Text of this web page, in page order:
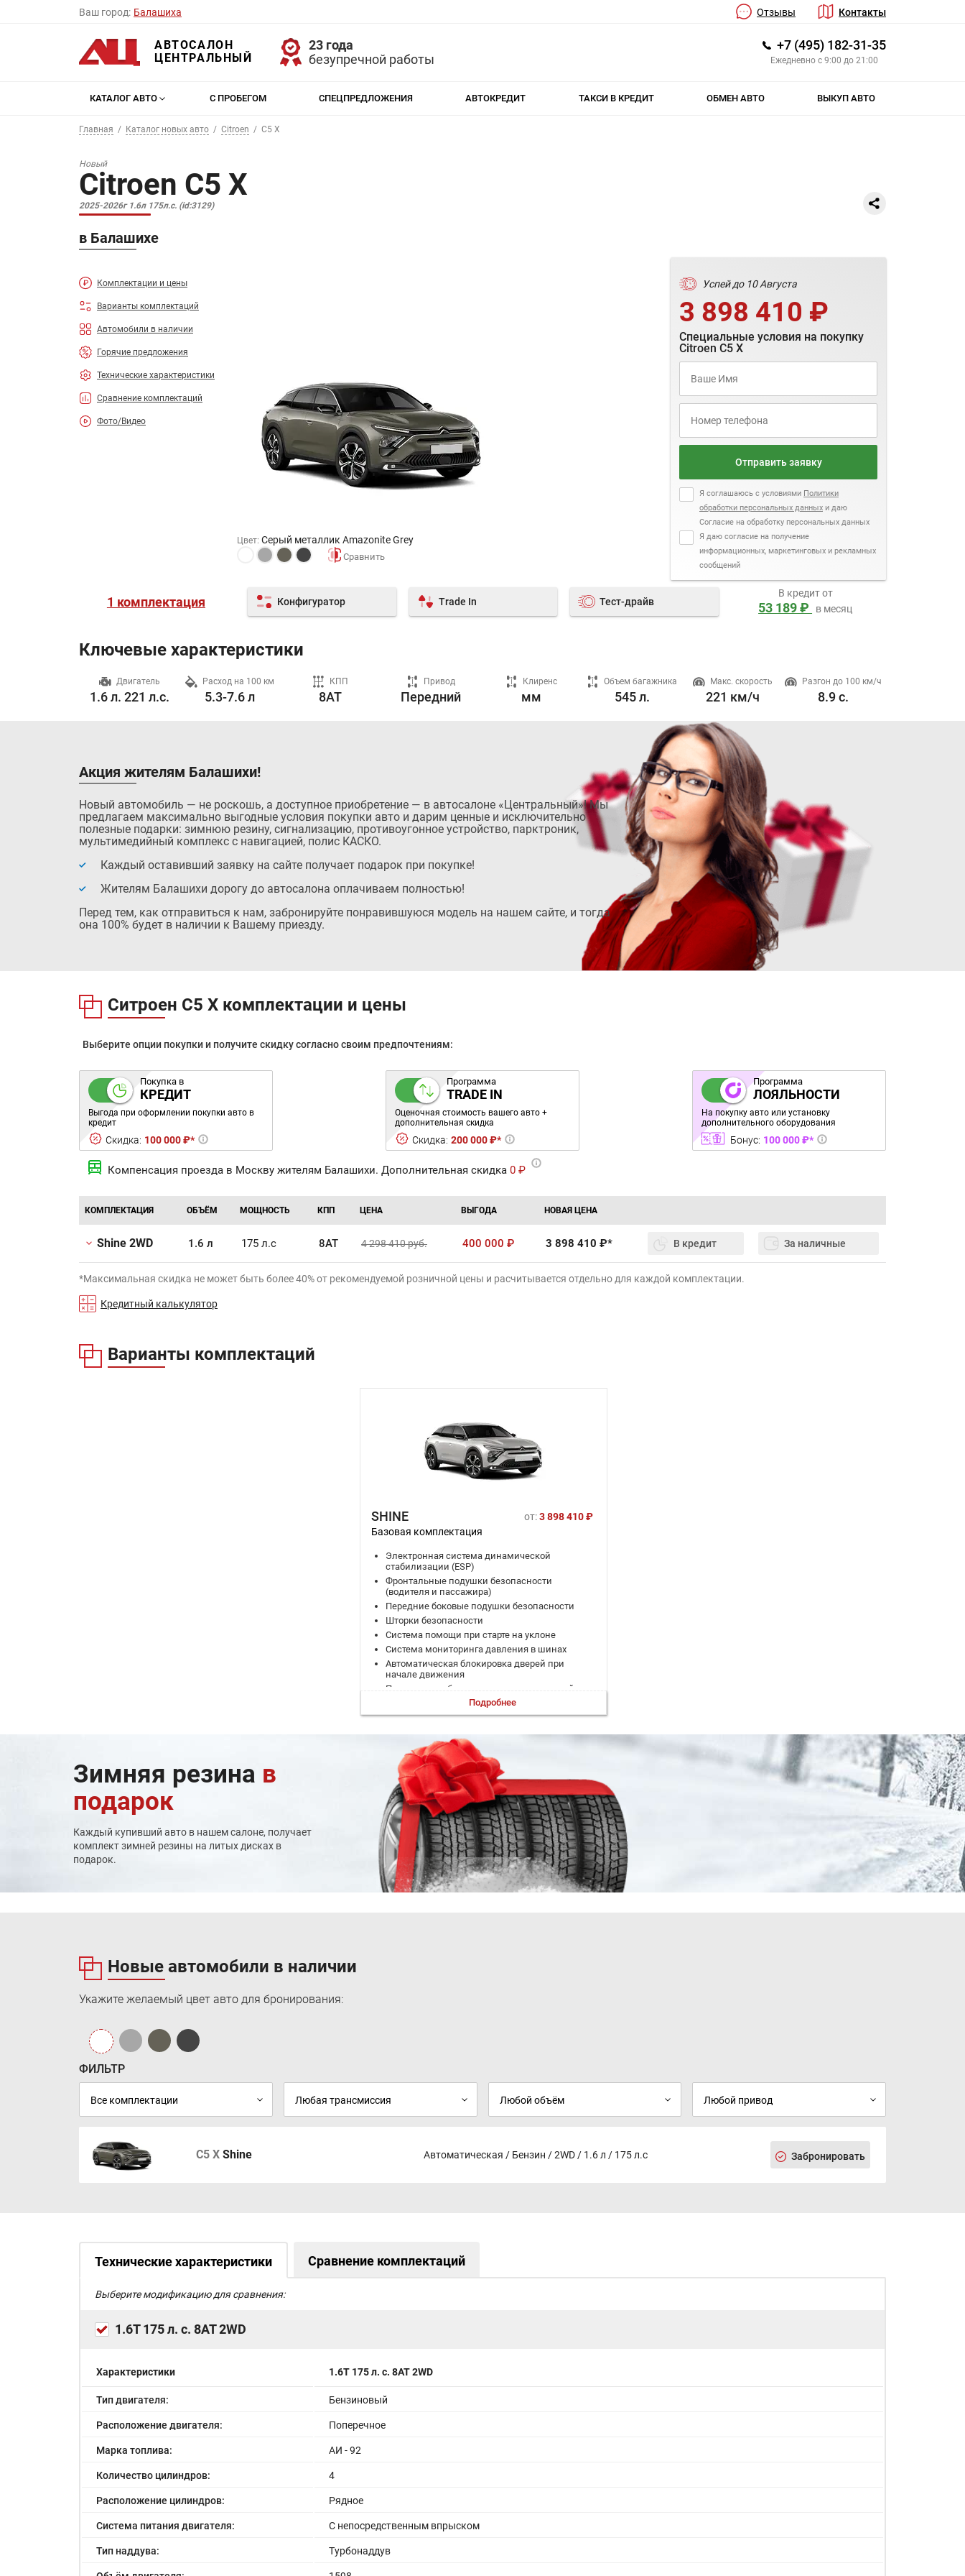
Ваш город: Балашиха Отзывы Контакты
АВТОСАЛОН
ЦЕНТРАЛЬНЫЙ
23 года
безупречной работы
+7 (495) 182-31-35
Ежедневно с 9:00 до 21:00
КАТАЛОГ АВТО С ПРОБЕГОМ СПЕЦПРЕДЛОЖЕНИЯ АВТОКРЕДИТ ТАКСИ В КРЕДИТ ОБМЕН АВТО ВЫКУП АВТО
Главная Каталог новых авто Citroen C5 X
Новый
Citroen C5 X
2025-2026г 1.6л 175л.с. (id:3129)
в Балашихе
Комплектации и цены
Варианты комплектаций
Автомобили в наличии
Горячие предложения
Технические характеристики
Сравнение комплектаций
Фото/Видео
Цвет: Серый металлик Amazonite Grey
Успей до 10 Августа
3 898 410 ₽
Специальные условия на покупку
Citroen C5 X
Отправить заявку
Я соглашаюсь с условиями Политики
обработки персональных данных и даю
Согласие на обработку персональных данных
Я даю согласие на получение
информационных, маркетинговых и рекламных
сообщений
1 комплектация Конфигуратор Trade In Тест-драйв
В кредит от
53 189 ₽ в месяц
Ключевые характеристики
Двигатель
1.6 л. 221 л.с.
Расход на 100 км
5.3-7.6 л
КПП
8AT
Привод
Передний
Клиренс
мм
Объем багажника
545 л.
Макс. скорость
221 км/ч
Разгон до 100 км/ч
8.9 с.
Акция жителям Балашихи!
Новый автомобиль — не роскошь, а доступное приобретение — в автосалоне «Центральный»! Мы
предлагаем максимально выгодные условия покупки авто и дарим ценные и исключительно
полезные подарки: зимнюю резину, сигнализацию, противоугонное устройство, парктроник,
мультимедийный комплекс с навигацией, полис КАСКО.
Каждый оставивший заявку на сайте получает подарок при покупке!
Жителям Балашихи дорогу до автосалона оплачиваем полностью!
Перед тем, как отправиться к нам, забронируйте понравившуюся модель на нашем сайте, и тогда
она 100% будет в наличии к Вашему приезду.
Ситроен С5 Х комплектации и цены
Выберите опции покупки и получите скидку согласно своим предпочтениям:
Покупка в
КРЕДИТ
Выгода при оформлении покупки авто в
кредит
Скидка: 100 000 ₽*
Программа
TRADE IN
Оценочная стоимость вашего авто +
дополнительная скидка
Скидка: 200 000 ₽*
Программа
ЛОЯЛЬНОСТИ
На покупку авто или установку
дополнительного оборудования
Бонус: 100 000 ₽*
Компенсация проезда в Москву жителям Балашихи. Дополнительная скидка 0 ₽
КОМПЛЕКТАЦИЯ ОБЪЁМ МОЩНОСТЬ КПП ЦЕНА ВЫГОДА НОВАЯ ЦЕНА
Shine 2WD 1.6 л 175 л.с 8AT 4 298 410руб. 400 000 ₽ 3 898 410 ₽* В кредит За наличные
*Максимальная скидка не может быть более 40% от рекомендуемой розничной цены и расчитывается отдельно для каждой комплектации.
Кредитный калькулятор
Варианты комплектаций
SHINE от:3 898 410 ₽
Базовая комплектация
Электронная система динамической
стабилизации (ESP)
Фронтальные подушки безопасности
(водителя и пассажира)
Передние боковые подушки безопасности
Шторки безопасности
Система помощи при старте на уклоне
Система мониторинга давления в шинах
Автоматическая блокировка дверей при
начале движения
Пакет систем безопасности, включающий:
– Интеллектуальная система контроля
скорости (ISA)
– Система экстренного торможения c радаром
(AEBS3)
– Адаптивный круиз-контроль с функцией
экстренной остановки
– Система распознавания дорожных знаков с
интеллектуальной системой адаптации
скорости
– Система контроля и удержания автомобиля в
полосе движения (LKA & LPA)
Датчики непристегнутых ремней безопасности
Электромеханический стояночный тормоз
Крепления ISOFIX для детских кресел на
Подрулевые лепестки переключения передач
Электро-усилитель рулевого колеса
Бесключевой доступ в автомобиль с кнопкой
Сиденье водителя с памятью и
электрорегулировкой в 8 направлениях,
регулировкой поясничного отдела в 4х
направлениях
электрорегулировкой в 6 направлениях,
Массаж и вентиляция передних сидений
спинок передних сидений
Подробнее
Зимняя резина в
подарок
Каждый купивший авто в нашем салоне, получает
комплект зимней резины на литых дисках в
подарок.
Новые автомобили в наличии
Укажите желаемый цвет авто для бронирования:
ФИЛЬТР
C5 X Shine Автоматическая / Бензин / 2WD / 1.6 л / 175 л.с Забронировать
Технические характеристики Сравнение комплектаций
Выберите модификацию для сравнения:
1.6T 175 л. с. 8AT 2WD
Характеристики 1.6T 175 л. с. 8AT 2WD
Тип двигателя: Бензиновый
Расположение двигателя: Поперечное
Марка топлива: АИ - 92
Количество цилиндров: 4
Расположение цилиндров: Рядное
Система питания двигателя: С непосредственным впрыском
Тип наддува: Турбонаддув